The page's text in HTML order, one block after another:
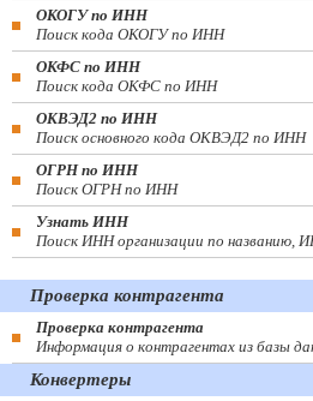
ОКОГУ по ИНН
Поиск кода ОКОГУ по ИНН
ОКФС по ИНН
Поиск кода ОКФС по ИНН
ОКВЭД2 по ИНН
Поиск основного кода ОКВЭД2 по ИНН
ОГРН по ИНН
Поиск ОГРН по ИНН
Узнать ИНН
Поиск ИНН организации по
Проверка контрагента
Проверка контрагента
Информация о контрагентах из базы
Конвертеры